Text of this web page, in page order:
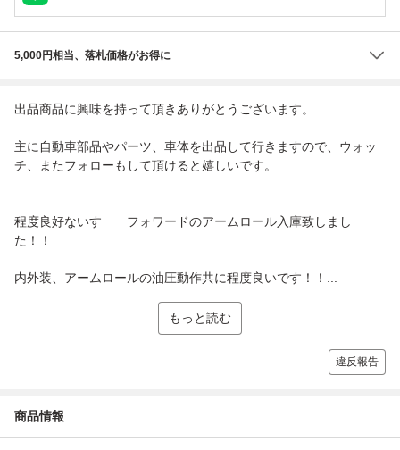
5,000円相当、落札価格がお得に
出品商品に興味を持って頂きありがとうございます。
主に自動車部品やパーツ、車体を出品して行きますので、ウォッ
チ、またフォローもして頂けると嬉しいです。
程度良好ないすゞ フォワードのアームロール入庫致しまし
た！！
内外装、アームロールの油圧動作共に程度良いです！！...
もっと読む
違反報告
商品情報